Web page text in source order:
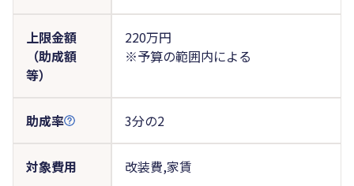
上限金額
（助成額
等）
220万円
※予算の範囲内による
助成率 3分の2
対象費用 改装費,家賃